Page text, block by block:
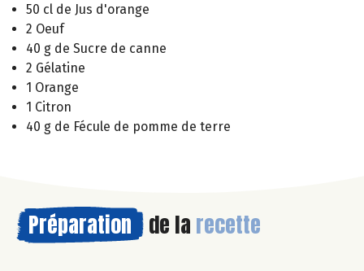
50 cl de Jus d'orange
2 Oeuf
40 g de Sucre de canne
2 Gélatine
1 Orange
1 Citron
40 g de Fécule de pomme de terre
Préparation de la recette